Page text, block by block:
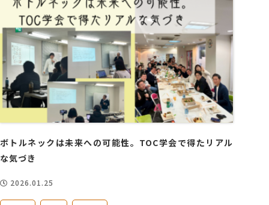
ボトルネックは未来への可能性。TOC学会で得たリアル
な気づき
2026.01.25